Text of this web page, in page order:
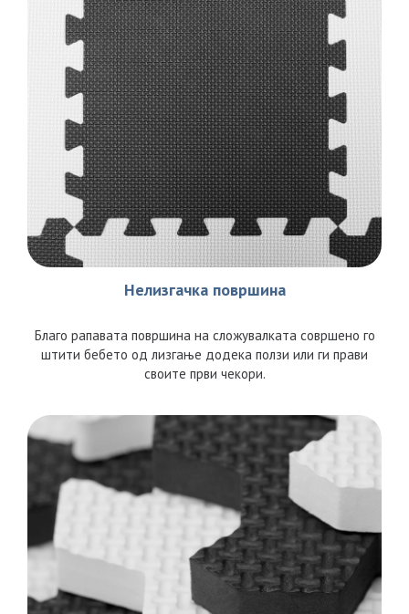
Нелизгачка површина
Благо рапавата површина на сложувалката совршено го
штити бебето од лизгање додека ползи или ги прави
своите први чекори.